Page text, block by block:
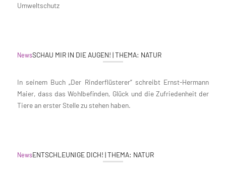
Umweltschutz
NewsSCHAU MIR IN DIE AUGEN! | THEMA: NATUR
In seinem Buch „Der Rinderflüsterer“ schreibt Ernst-Hermann
Maier, dass das Wohlbefinden, Glück und die Zufriedenheit der
Tiere an erster Stelle zu stehen haben.
NewsENTSCHLEUNIGE DICH! | THEMA: NATUR